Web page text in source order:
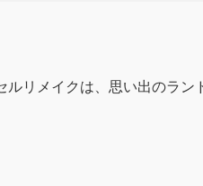
ルリメイクは、思い出のラ